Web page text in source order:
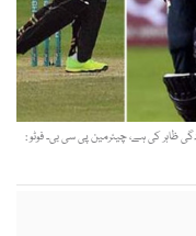
ظاہر کی ہے، چیئرمین پی سی بی۔ فوٹو :